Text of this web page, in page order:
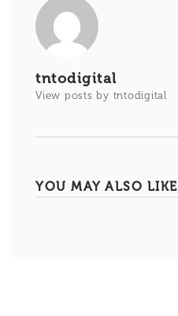
tntodigital
View posts by tntodigital
YOU MAY ALSO LIKE